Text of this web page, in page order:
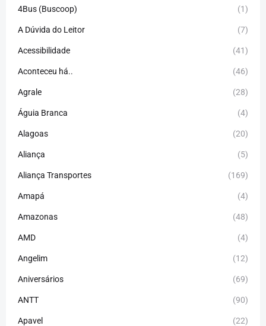
4Bus (Buscoop) (1)
A Dúvida do Leitor (7)
Acessibilidade (41)
Aconteceu há.. (46)
Agrale (28)
Águia Branca (4)
Alagoas (20)
Aliança (5)
Aliança Transportes (169)
Amapá (4)
Amazonas (48)
AMD (4)
Angelim (12)
Aniversários (69)
ANTT (90)
Apavel (22)